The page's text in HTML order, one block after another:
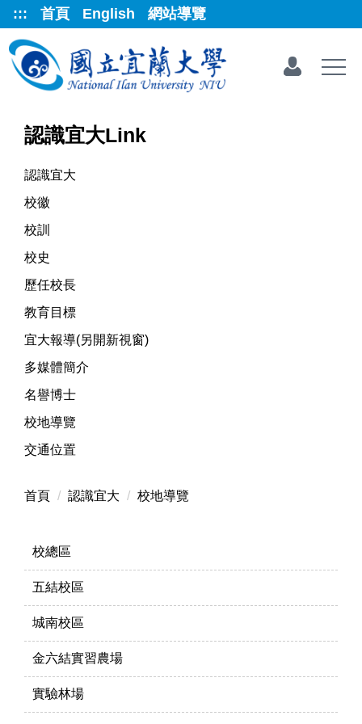
跳
到
主
要
::: 首頁 English 網站導覽
認識宜大Link
認識宜大
校徽
校訓
校史
歷任校長
教育目標
宜大報導(另開新視窗)
多媒體簡介
名譽博士
校地導覽
交通位置
首頁 認識宜大 校地導覽
校總區
五結校區
城南校區
金六結實習農場
實驗林場